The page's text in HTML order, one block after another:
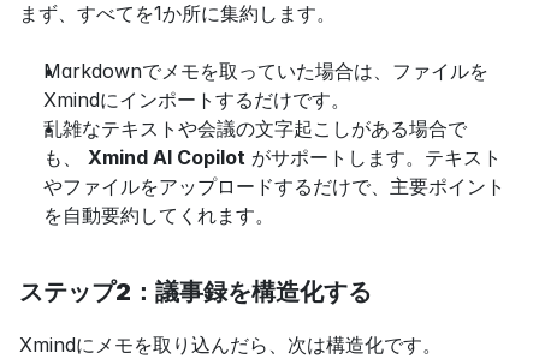
まず、すべてを1か所に集約します。
Markdownでメモを取っていた場合は、ファイルを
Xmindにインポートするだけです。
乱雑なテキストや会議の文字起こしがある場合で
も、 Xmind AI Copilot がサポートします。テキスト
やファイルをアップロードするだけで、主要ポイント
を自動要約してくれます。
ステップ2：議事録を構造化する
Xmindにメモを取り込んだら、次は構造化です。